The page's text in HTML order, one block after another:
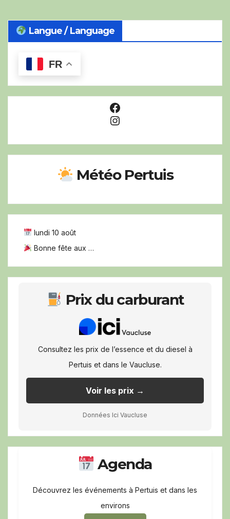
Langue / Language
FR
Facebook
Instagram
Météo Pertuis
lundi 10 août
Bonne fête aux …
Prix du carburant
Consultez les prix de l’essence et du diesel à
Pertuis et dans le Vaucluse.
Voir les prix →
Données Ici Vaucluse
Agenda
Découvrez les événements à Pertuis et dans les
environs